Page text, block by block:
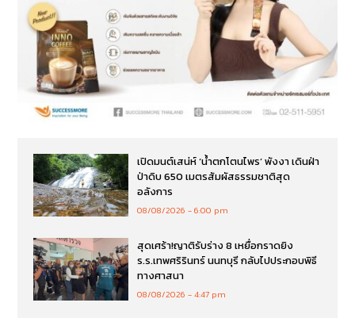
เปิดมนต์เสน่ห์ ‘น้ำตกโตนไพร’ พังงา เดินฝ่า
ป่าดิบ 650 เมตรสัมผัสธรรมชาติสุด
อลังการ
08/08/2026 6:00 pm
สุดเศร้า!ญาติรับร่าง 8 เหยื่อกราดยิง
ร.ร.เทพศริรินทร์ นนทบุรี กลับไปประกอบพิธี
ทางศาสนา
08/08/2026 4:47 pm